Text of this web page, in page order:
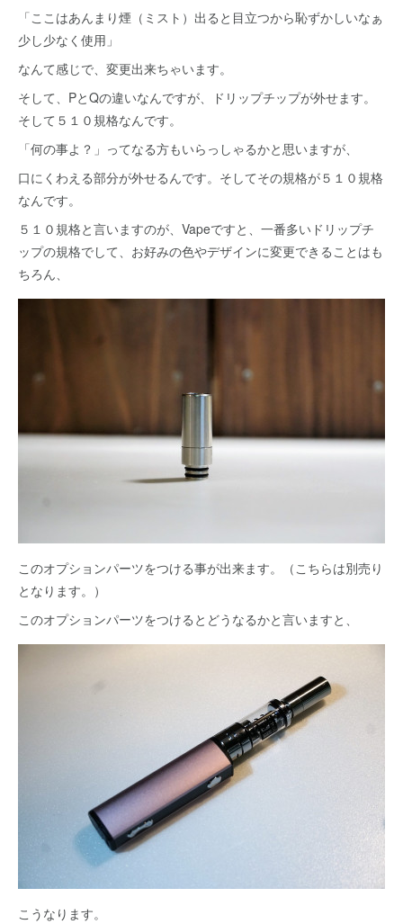
「ここはあんまり煙（ミスト）出ると目立つから恥ずかしいなぁ
少し少なく使用」
なんて感じで、変更出来ちゃいます。
そして、PとQの違いなんですが、ドリップチップが外せます。
そして５１０規格なんです。
「何の事よ？」ってなる方もいらっしゃるかと思いますが、
口にくわえる部分が外せるんです。そしてその規格が５１０規格
なんです。
５１０規格と言いますのが、Vapeですと、一番多いドリップチ
ップの規格でして、お好みの色やデザインに変更できることはも
ちろん、
このオプションパーツをつける事が出来ます。（こちらは別売り
となります。）
このオプションパーツをつけるとどうなるかと言いますと、
こうなります。